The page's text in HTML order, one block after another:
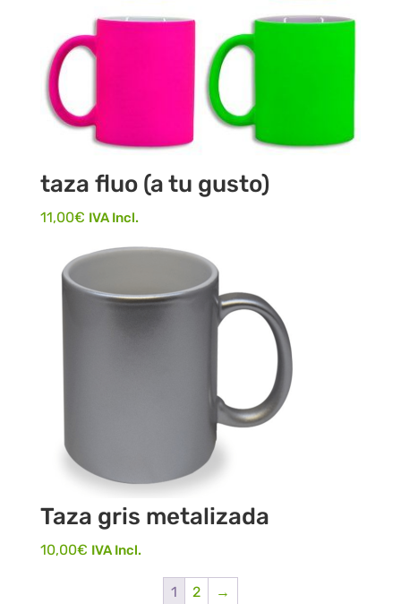
taza fluo (a tu gusto)
11,00€ IVA Incl.
Taza gris metalizada
10,00€ IVA Incl.
1 2 →